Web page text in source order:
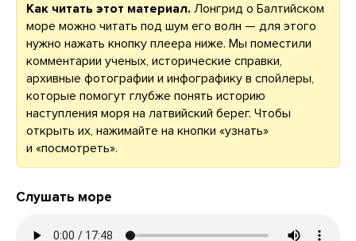
Как читать этот материал. Лонгрид о Балтийском
море можно читать под шум его волн — для этого
нужно нажать кнопку плеера ниже. Мы поместили
комментарии ученых, исторические справки,
архивные фотографии и инфографику в спойлеры,
которые помогут глубже понять историю
наступления моря на латвийский берег. Чтобы
открыть их, нажимайте на кнопки «узнать»
и «посмотреть».
Слушать море